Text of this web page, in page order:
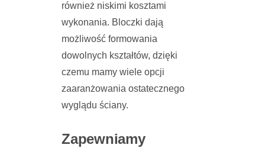
również niskimi kosztami
wykonania. Bloczki dają
możliwość formowania
dowolnych kształtów, dzięki
czemu mamy wiele opcji
zaaranżowania ostatecznego
wyglądu ściany.
Zapewniamy